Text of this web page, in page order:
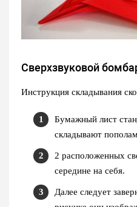
Сверхзвуковой
Инструкция складывания
Бумажный лист
складывают
2 расположенных
середине на себя.
Далее следует